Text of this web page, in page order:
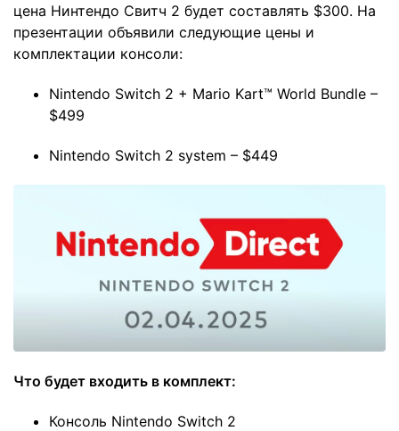
цена Нинтендо Свитч 2 будет составлять $300. На
презентации объявили следующие цены и
комплектации консоли:
Nintendo Switch 2 + Mario Kart™ World Bundle –
$499
Nintendo Switch 2 system – $449
Что будет входить в комплект:
Консоль Nintendo Switch 2